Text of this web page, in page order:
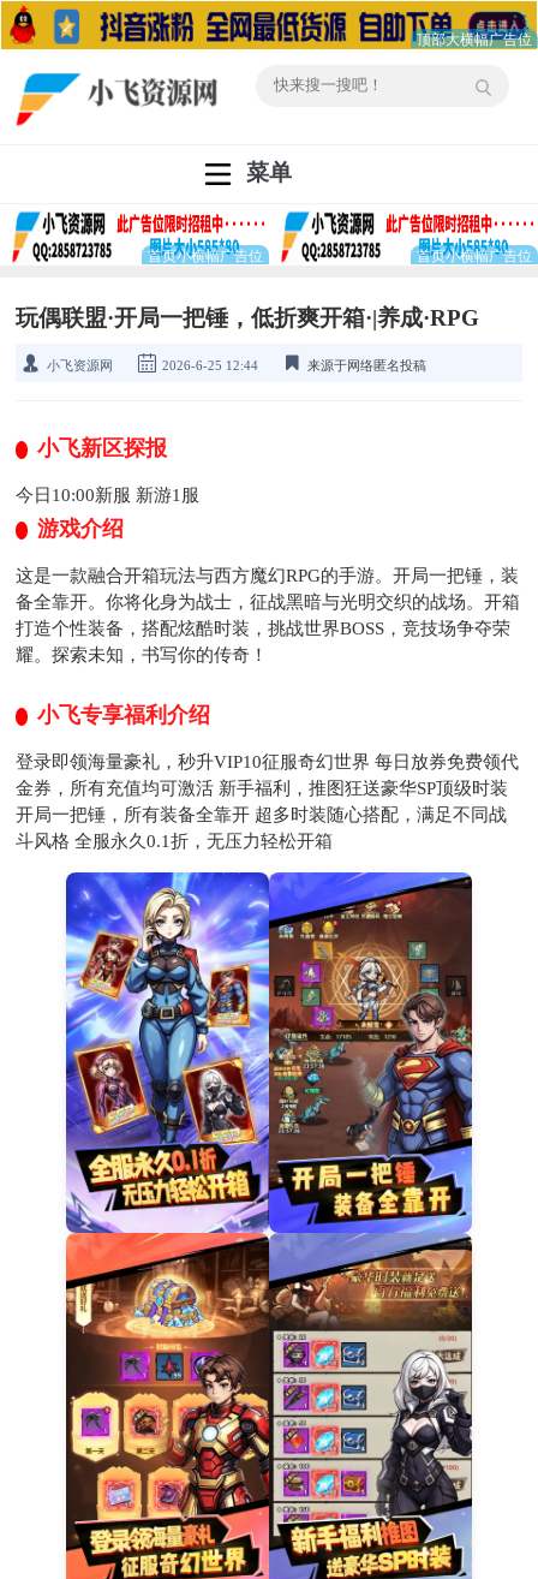
菜单
玩偶联盟·开局一把锤，低折爽开箱·|养成·RPG
小飞资源网 2026-6-25 12:44 来源于网络匿名投稿
小飞新区探报
今日10:00新服 新游1服
游戏介绍
这是一款融合开箱玩法与西方魔幻RPG的手游。开局一把锤，装
备全靠开。你将化身为战士，征战黑暗与光明交织的战场。开箱
打造个性装备，搭配炫酷时装，挑战世界BOSS，竞技场争夺荣
耀。探索未知，书写你的传奇！
小飞专享福利介绍
登录即领海量豪礼，秒升VIP10征服奇幻世界 每日放券免费领代
金券，所有充值均可激活 新手福利，推图狂送豪华SP顶级时装
开局一把锤，所有装备全靠开 超多时装随心搭配，满足不同战
斗风格 全服永久0.1折，无压力轻松开箱